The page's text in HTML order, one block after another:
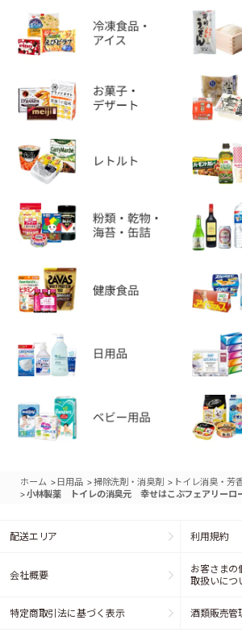
ホーム > 日用品 >掃除洗剤・消臭剤 > トイレ消臭・芳
>小林製薬 トイレの消臭元 幸せはこぶフェアリーロ
配送エリア 利用規約
会社概要
お客さまの
取扱いにつ
特定商取引法に基づく表示 酒類販売管